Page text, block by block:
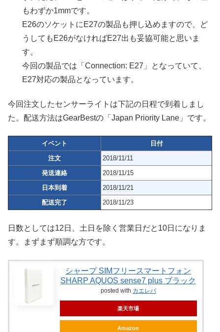
もわずか1mmです。
E26のソケットにE27の製品も押し込めますので、ど
うしてもE26がなければE27出も妥協可能と思いま
す。
今回の製品では「Connection: E27」となっていて、
E27対応の製品となっています。
今回注文したセンサーライトは下記の日程で到着しまし
た。配送方法はGearBestの「Japan Priority Lane」です。
イベント
日付
注文
2018/11/11
発送連絡
2018/11/15
日本到着
2018/11/21
配送完了
2018/11/23
日数としては12日、土日を除く営業日だと10日になりま
す。まずまず順調な方です。
シャープ SIMフリースマートフォン
SHARP AQUOS sense7 plus ブラック
posted with カエレバ
楽天市場
Amazon